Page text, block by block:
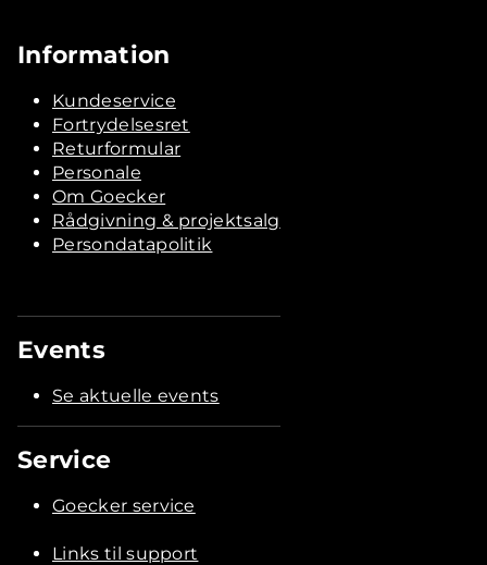
Information
Kundeservice
Fortrydelsesret
Returformular
Personale
Om Goecker
Rådgivning & projektsalg
Persondatapolitik
Events
Se aktuelle events
Service
Goecker service
Links til support